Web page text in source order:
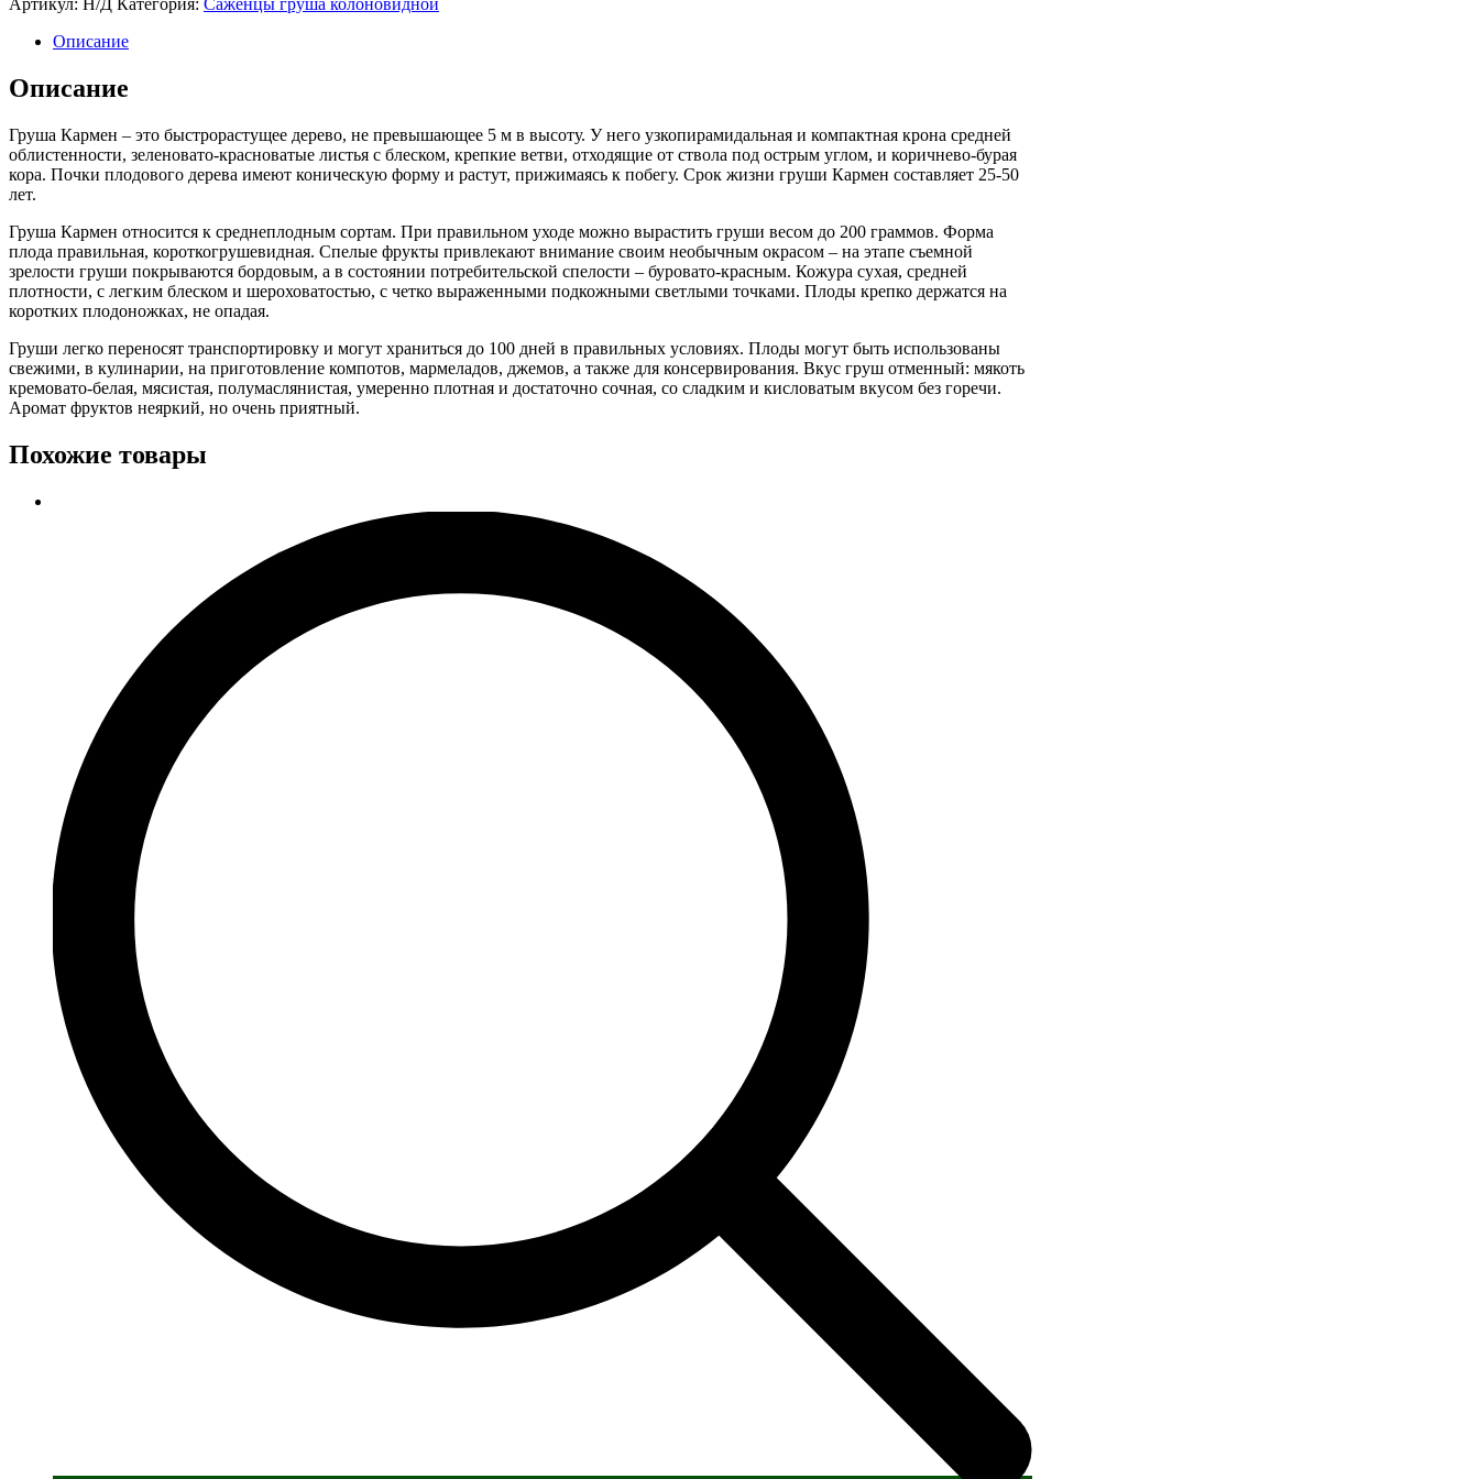
Кармен
Артикул: Н/Д Категория: Саженцы груша колоновидной
Описание
Описание
Груша Кармен – это быстрорастущее дерево, не превышающее 5 м в высоту. У него узкопирамидальная и компактная крона средней
облистенности, зеленовато-красноватые листья с блеском, крепкие ветви, отходящие от ствола под острым углом, и коричнево-бурая
кора. Почки плодового дерева имеют коническую форму и растут, прижимаясь к побегу. Срок жизни груши Кармен составляет 25-50
лет.
Груша Кармен относится к среднеплодным сортам. При правильном уходе можно вырастить груши весом до 200 граммов. Форма
плода правильная, короткогрушевидная. Спелые фрукты привлекают внимание своим необычным окрасом – на этапе съемной
зрелости груши покрываются бордовым, а в состоянии потребительской спелости – буровато-красным. Кожура сухая, средней
плотности, с легким блеском и шероховатостью, с четко выраженными подкожными светлыми точками. Плоды крепко держатся на
коротких плодоножках, не опадая.
Груши легко переносят транспортировку и могут храниться до 100 дней в правильных условиях. Плоды могут быть использованы
свежими, в кулинарии, на приготовление компотов, мармеладов, джемов, а также для консервирования. Вкус груш отменный: мякоть
кремовато-белая, мясистая, полумаслянистая, умеренно плотная и достаточно сочная, со сладким и кисловатым вкусом без горечи.
Аромат фруктов неяркий, но очень приятный.
Похожие товары